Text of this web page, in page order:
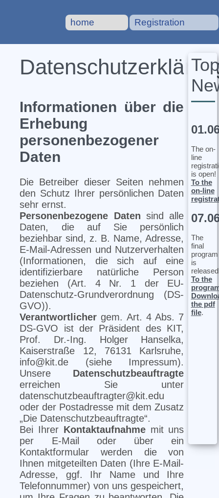
home Registration
Informationen über die
Erhebung
personenbezogener
Daten
Die Betreiber dieser Seiten nehmen
den Schutz Ihrer persönlichen Daten
sehr ernst.
Personenbezogene Daten sind alle
Daten, die auf Sie persönlich
beziehbar sind, z. B. Name, Adresse,
E-Mail-Adressen und Nutzerverhalten
(Informationen, die sich auf eine
identifizierbare natürliche Person
beziehen (Art. 4 Nr. 1 der EU-
Datenschutz-Grundverordnung (DS-
GVO)).
Verantwortlicher gem. Art. 4 Abs. 7
DS-GVO ist der Präsident des KIT,
Prof. Dr.-Ing. Holger Hanselka,
Kaiserstraße 12, 76131 Karlsruhe,
info@kit.de (siehe Impressum).
Unsere Datenschutzbeauftragte
erreichen Sie unter
datenschutzbeauftragter@kit.edu
oder der Postadresse mit dem Zusatz
„Die Datenschutzbeauftragte“.
Bei Ihrer Kontaktaufnahmemit uns
per E-Mail oder über ein
Kontaktformular werden die von
Ihnen mitgeteilten Daten (Ihre E-Mail-
Adresse, ggf. Ihr Name und Ihre
Telefonnummer) von uns gespeichert,
Top
The on-
line
is open!
To the
on-line
The
final
program
is
To the
the pdf
file.